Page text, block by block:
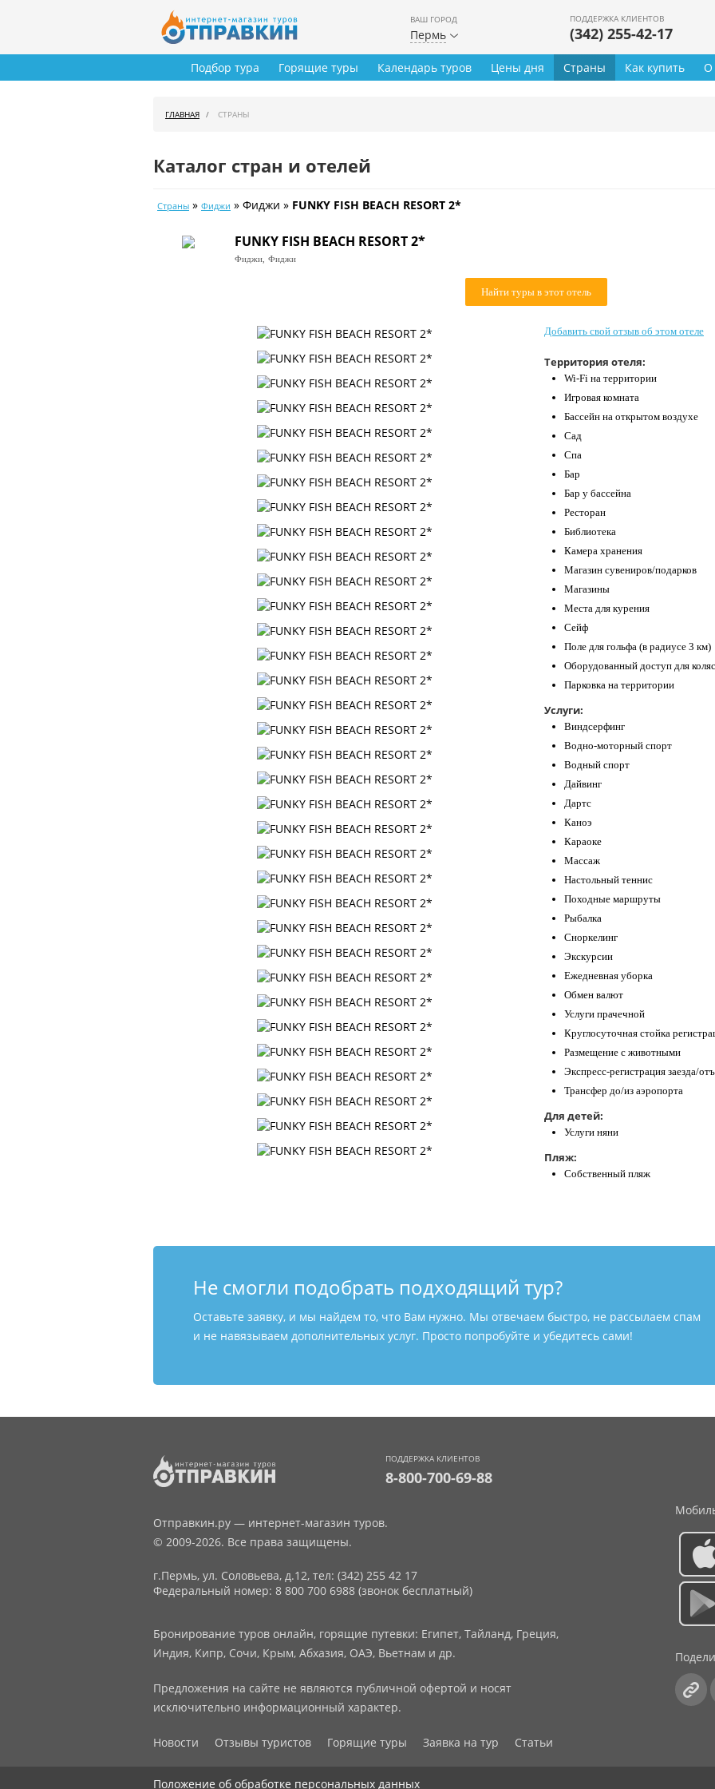
ВАШ ГОРОД
Пермь
ПОДДЕРЖКА КЛИЕНТОВ
(342) 255-42-17
Подбор тура Горящие туры Календарь туров Цены дня Страны Как купить О
ГЛАВНАЯ СТРАНЫ
Каталог стран и отелей
Страны » Фиджи » Фиджи » FUNKY FISH BEACH RESORT 2*
FUNKY FISH BEACH RESORT 2*
Фиджи, Фиджи
Найти туры в этот отель
Добавить свой отзыв об этом отеле
Территория отеля:
Wi-Fi на территории
Игровая комната
Бассейн на открытом воздухе
Сад
Спа
Бар
Бар у бассейна
Ресторан
Библиотека
Камера хранения
Магазин сувениров/подарков
Магазины
Места для курения
Сейф
Поле для гольфа (в радиусе 3 км)
Оборудованный доступ для
Парковка на территории
Услуги:
Виндсерфинг
Водно-моторный спорт
Водный спорт
Дайвинг
Дартс
Каноэ
Караоке
Массаж
Настольный теннис
Походные маршруты
Рыбалка
Сноркелинг
Экскурсии
Ежедневная уборка
Обмен валют
Услуги прачечной
Круглосуточная стойка
Размещение с животными
Экспресс-регистрация заезда/
Трансфер до/из аэропорта
Для детей:
Услуги няни
Пляж:
Собственный пляж
Не смогли подобрать подходящий тур?
Оставьте заявку, и мы найдем то, что Вам нужно. Мы отвечаем быстро, не рассылаем спам
и не навязываем дополнительных услуг. Просто попробуйте и убедитесь сами!
ПОДДЕРЖКА КЛИЕНТОВ
8-800-700-69-88
Отправкин.ру — интернет-магазин туров.
© 2009-2026. Все права защищены.
г.Пермь, ул. Соловьева, д.12, тел: (342) 255 42 17
Федеральный номер: 8 800 700 6988 (звонок бесплатный)
Бронирование туров онлайн, горящие путевки: Египет, Тайланд, Греция,
Индия, Кипр, Сочи, Крым, Абхазия, ОАЭ, Вьетнам и др.
Предложения на сайте не являются публичной офертой и носят
исключительно информационный характер.
Новости Отзывы туристов Горящие туры Заявка на тур Статьи
Положение об обработке персональных данных